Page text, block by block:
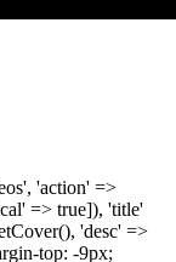
'action' =>
=> true]), 'title'
'desc' =>
top: -9px;